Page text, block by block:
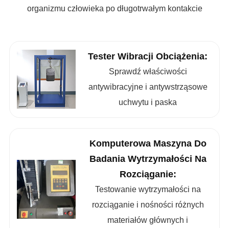
organizmu człowieka po długotrwałym kontakcie
Tester Wibracji Obciążenia:
Sprawdź właściwości
antywibracyjne i antywstrząsowe
uchwytu i paska
Komputerowa Maszyna Do
Badania Wytrzymałości Na
Rozciąganie:
Testowanie wytrzymałości na
rozciąganie i nośności różnych
materiałów głównych i